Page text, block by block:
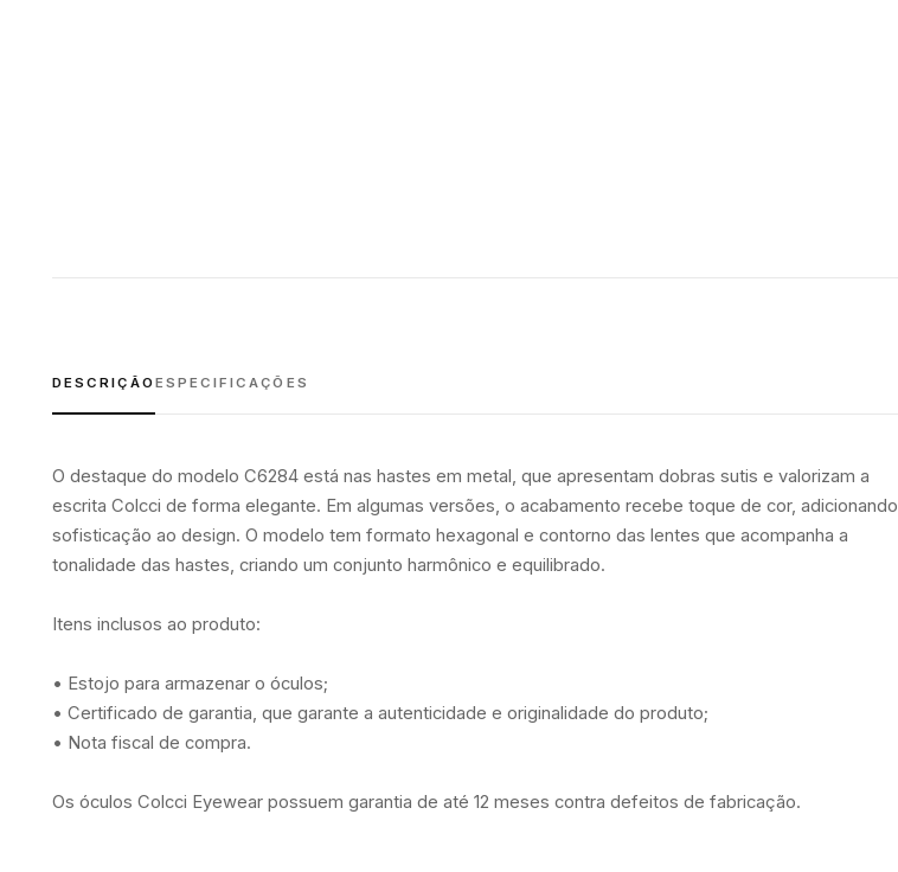
DESCRIÇÃO ESPECIFICAÇÕES
O destaque do modelo C6284 está nas hastes em metal, que apresentam dobras sutis e valorizam a
escrita Colcci de forma elegante. Em algumas versões, o acabamento recebe toque de cor, adicionando
sofisticação ao design. O modelo tem formato hexagonal e contorno das lentes que acompanha a
tonalidade das hastes, criando um conjunto harmônico e equilibrado.
Itens inclusos ao produto:
• Estojo para armazenar o óculos;
• Certificado de garantia, que garante a autenticidade e originalidade do produto;
• Nota fiscal de compra.
Os óculos Colcci Eyewear possuem garantia de até 12 meses contra defeitos de fabricação.